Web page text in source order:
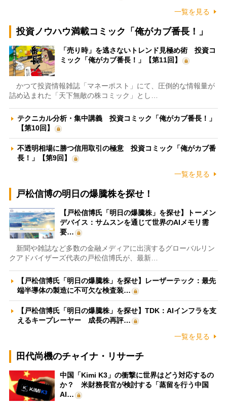
一覧を見る
投資ノウハウ満載コミック「俺がカブ番長！」
「売り時」を逃さないトレンド見極め術 投資コ
ミック「俺がカブ番長！」【第11回】
かつて投資情報雑誌「マネーポスト」にて、圧倒的な情報量が
詰め込まれた「天下無敵の株コミック」とし…
テクニカル分析・集中講義 投資コミック「俺がカブ番長！」
【第10回】
不透明相場に勝つ信用取引の極意 投資コミック「俺がカブ番
長！」【第9回】
一覧を見る
戸松信博の明日の爆騰株を探せ！
【戸松信博氏「明日の爆騰株」を探せ】トーメン
デバイス：サムスンを通じて世界のAIメモリ需
要…
新聞や雑誌など多数の金融メディアに出演するグローバルリン
クアドバイザーズ代表の戸松信博氏が、最新…
【戸松信博氏「明日の爆騰株」を探せ】レーザーテック：最先
端半導体の製造に不可欠な検査装…
【戸松信博氏「明日の爆騰株」を探せ】TDK：AIインフラを支
えるキープレーヤー 成長の再評…
一覧を見る
田代尚機のチャイナ・リサーチ
中国「Kimi K3」の衝撃に世界はどう対応するの
か？ 米財務長官が検討する「蒸留を行う中国
AI…